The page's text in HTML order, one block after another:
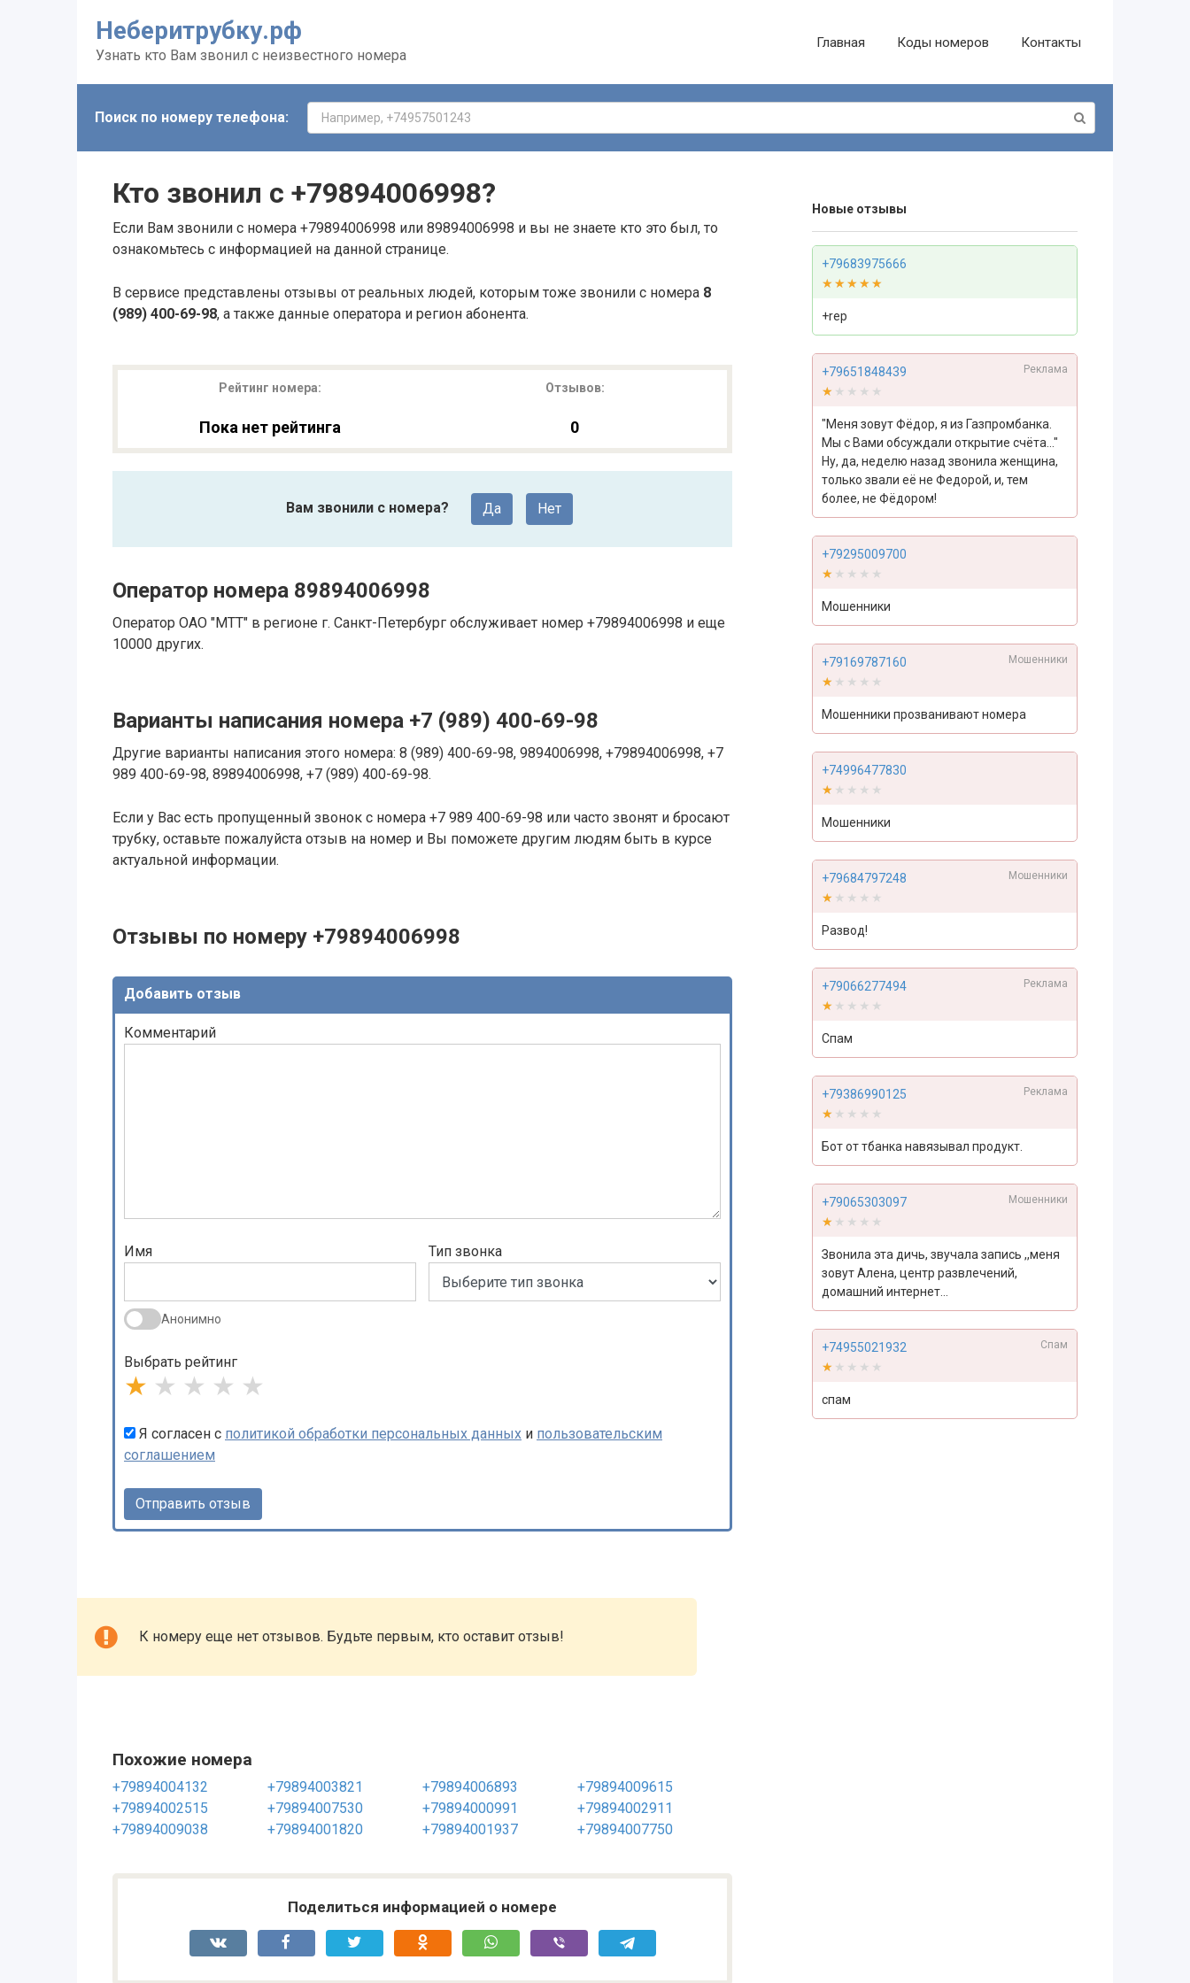
Неберитрубку.рф
Узнать кто Вам звонил с неизвестного номера
Главная Коды номеров Контакты
Поиск по номеру телефона:
Кто звонил с +79894006998?
Если Вам звонили с номера +79894006998 или 89894006998 и вы не знаете кто это был, то
ознакомьтесь с информацией на данной странице.
В сервисе представлены отзывы от реальных людей, которым тоже звонили с номера 8
(989) 400-69-98, а также данные оператора и регион абонента.
Рейтинг номера:
Пока нет рейтинга
Отзывов:
0
Вам звонили с номера? Да Нет
Оператор номера 89894006998
Оператор ОАО "МТТ" в регионе г. Санкт-Петербург обслуживает номер +79894006998 и еще
10000 других.
Варианты написания номера +7 (989) 400-69-98
Другие варианты написания этого номера: 8 (989) 400-69-98, 9894006998, +79894006998, +7
989 400-69-98, 89894006998, +7 (989) 400-69-98.
Если у Вас есть пропущенный звонок с номера +7 989 400-69-98 или часто звонят и бросают
трубку, оставьте пожалуйста отзыв на номер и Вы поможете другим людям быть в курсе
актуальной информации.
Отзывы по номеру +79894006998
Добавить отзыв
Комментарий
Имя
Анонимно
Тип звонка
Выбрать рейтинг
★ ★ ★ ★ ★
Я согласен с политикой обработки персональных данных и пользовательским
соглашением
К номеру еще нет отзывов. Будьте первым, кто оставит отзыв!
Похожие номера
+79894004132 +79894003821 +79894006893
+79894009615
+79894002515
+79894007530 +79894000991
+79894002911
+79894009038
+79894001820 +79894001937 +79894007750
Поделиться информацией о номере
Новые отзывы
+79683975666
★★★★★
★★★★★
+rep
+79651848439 Реклама
★★★★★
★★★★★
"Меня зовут Фёдор, я из Газпромбанка.
Мы с Вами обсуждали открытие счёта..."
Ну, да, неделю назад звонила женщина,
только звали её не Федорой, и, тем
более, не Фёдором!
+79295009700
★★★★★
★★★★★
Мошенники
+79169787160 Мошенники
★★★★★
★★★★★
Мошенники прозванивают номера
+74996477830
★★★★★
★★★★★
Мошенники
+79684797248 Мошенники
★★★★★
★★★★★
Развод!
+79066277494 Реклама
★★★★★
★★★★★
Спам
+79386990125 Реклама
★★★★★
★★★★★
Бот от тбанка навязывал продукт.
+79065303097 Мошенники
★★★★★
★★★★★
Звонила эта дичь, звучала запись ,,меня
зовут Алена, центр развлечений,
домашний интернет...
+74955021932 Спам
★★★★★
★★★★★
спам